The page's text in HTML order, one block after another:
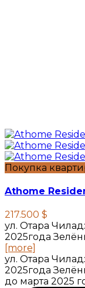
Покупка
Athome
217.500 $
ул. Отара
2025года
[more]
ул. Отара
2025года
до марта 2025